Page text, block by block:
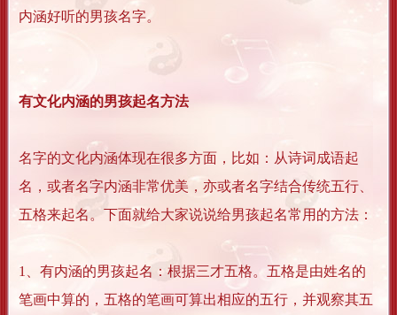
内涵好听的男孩名字。
有文化内涵的男孩起名方法
名字的文化内涵体现在很多方面，比如：从诗词成语起
名，或者名字内涵非常优美，亦或者名字结合传统五行、
五格来起名。下面就给大家说说给男孩起名常用的方法：
1、有内涵的男孩起名：根据三才五格。五格是由姓名的
笔画中算的，五格的笔画可算出相应的五行，并观察其五